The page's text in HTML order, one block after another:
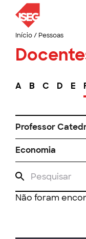
Início/ Pessoas
A B C D E
Professor
Economia
Não foram